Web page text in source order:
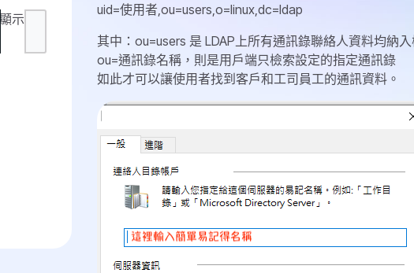
顯示
uid=使用者,ou=users,o=linux,dc=ldap
其中：ou=users 是 LDAP上所有通訊錄聯絡人資料均納
ou=通訊錄名稱，則是用戶端只檢索設定的指定通訊錄
如此才可以讓使用者找到客戶和工司員工的通訊資料。